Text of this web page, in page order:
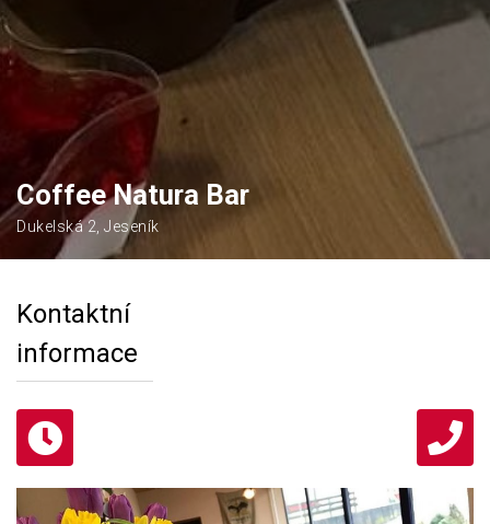
Coffee Natura Bar
Dukelská 2, Jeseník
Kontaktní
informace